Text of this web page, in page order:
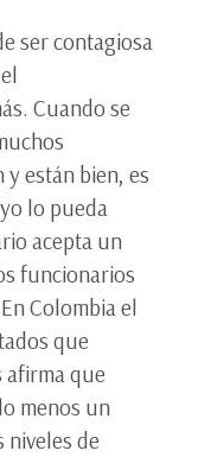
ser contagiosa
Cuando se
y están bien, es
lo pueda
acepta un
funcionarios
Colombia el
que
que
menos un
niveles de